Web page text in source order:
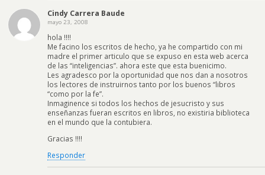
Cindy Carrera Baude
mayo 23, 2008
hola !!!!
Me facino los escritos de hecho, ya he compartido con mi
madre el primer articulo que se expuso en esta web acerca
de las “inteligencias”. ahora este que esta buenicimo.
Les agradesco por la oportunidad que nos dan a nosotros
los lectores de instruirnos tanto por los buenos “libros
“como por la fe”.
Inmaginence si todos los hechos de jesucristo y sus
enseñanzas fueran escritos en libros, no existiria biblioteca
en el mundo que la contubiera.
Gracias !!!!
Responder